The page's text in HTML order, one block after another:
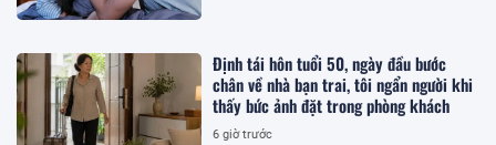
Định tái hôn tuổi 50, ngày đầu bước
chân về nhà bạn trai, tôi ngẩn người khi
thấy bức ảnh đặt trong phòng khách
6 giờ trước